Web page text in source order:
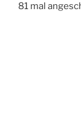
81 mal